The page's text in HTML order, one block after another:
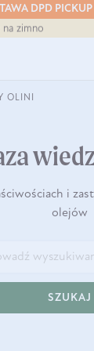
DPD
od 199 zł
na zimno
od 199 zł
OLINI
i
olejów
SZUKAJ